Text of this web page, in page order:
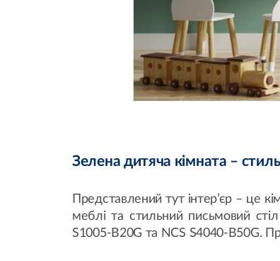
Зелена дитяча кімната –
Представлений тут інтер’єр – це
меблі та стильний письмовий
S1005-B20G та NCS S4040-B50G.